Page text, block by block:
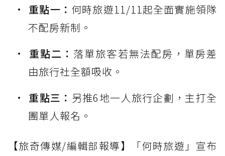
重點一： 何時旅遊11/11起全面實施領隊
不配房新制。
重點二： 落單旅客若無法配房，單房差
由旅行社全額吸收。
重點三： 另推6地一人旅行企劃，主打全
團單人報名。
【旅奇傳媒/編輯部報導】「何時旅遊」宣布